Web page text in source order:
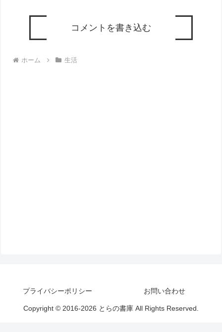
コメントを書き込む
ホーム 生活
プライバシーポリシー お問い合わせ
Copyright © 2016-2026 とらの書庫 All Rights Reserved.